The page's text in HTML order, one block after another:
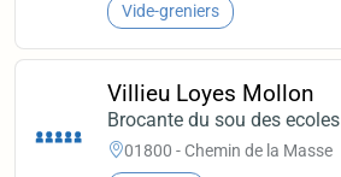
Vide-greniers
Villieu Loyes Mollon
Brocante du sou des ecoles
01800 - Chemin de la Masse